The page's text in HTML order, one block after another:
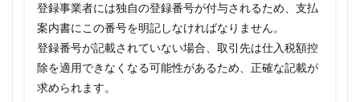
登録事業者には独自の登録番号が付与されるため、支払
案内書にこの番号を明記しなければなりません。
登録番号が記載されていない場合、取引先は仕入税額控
除を適用できなくなる可能性があるため、正確な記載が
求められます。